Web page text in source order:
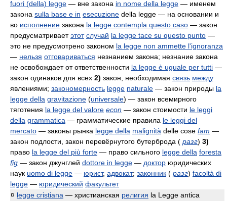
fuori (della) legge — вне закона in nome della legge — именем
закона sulla base e in esecuzione della legge — на основании и
во исполнение закона la legge contempla questo caso — закон
предусматриваетэтот случай la legge tace su questo punto —
это не предусмотрено законом la legge non ammette l'ignoranza
— нельзя отговариваться незнанием закона; незнание закона
не освобождает от ответственности la legge è uguale per tutti —
закон одинаков для всех 2) закон, необходимая связь между
явлениями; закономерность legge naturale — закон природы la
legge della gravitazione (universale) — закон всемирного
тяготения la legge del valore econ — закон стоимости le leggi
della grammatica — грамматические правила le leggi del
mercato — законы рынка legge della malignità delle cose fam —
закон подлости, закон перевёрнутого бутерброда ( разг) 3)
право la legge del più forte — право сильного legge della foresta
fig — закон джунглей dottore in legge — доктор юридических
наук uomo di legge — юрист, адвокат; законник ( разг) facoltà di
legge — юридический факультет
¤ legge cristiana — христианская религия la Legge antica